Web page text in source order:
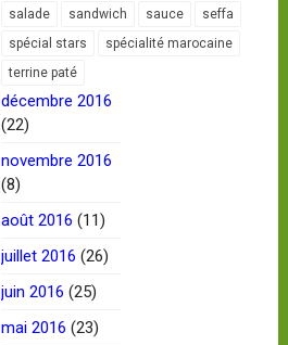
salade
sandwich sauce
seffa
spécial stars
spécialité marocaine
terrine paté
décembre 2016
(22)
novembre 2016
(8)
août 2016 (11)
juillet 2016 (26)
juin 2016 (25)
mai 2016 (23)